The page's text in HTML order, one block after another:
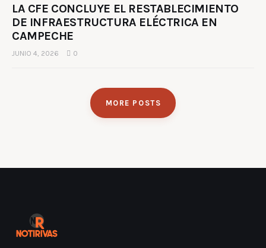
LA CFE CONCLUYE EL RESTABLECIMIENTO
DE INFRAESTRUCTURA ELÉCTRICA EN
CAMPECHE
JUNIO 4, 2026 0
MORE POSTS